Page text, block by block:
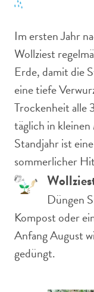
Im ersten Jahr
Wollziest
Erde, damit die
eine tiefe
Trockenheit alle
täglich in
Standjahr ist
sommerlicher
Düngen
Kompost oder
Anfang August
gedüngt.